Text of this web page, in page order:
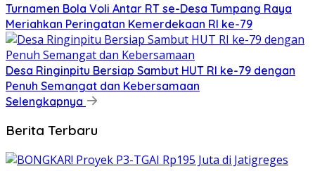
Turnamen Bola Voli Antar RT se-Desa Tumpang Raya
Meriahkan Peringatan Kemerdekaan RI ke-79
Desa Ringinpitu Bersiap Sambut HUT RI ke-79 dengan
Penuh Semangat dan Kebersamaan
Selengkapnya
Berita Terbaru